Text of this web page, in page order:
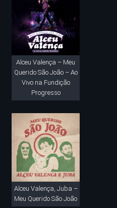
Alceu Valença – Meu
Querido São João – Ao
Vivo na Fundição
Progresso
Alceu Valença, Juba –
Meu Querido São João